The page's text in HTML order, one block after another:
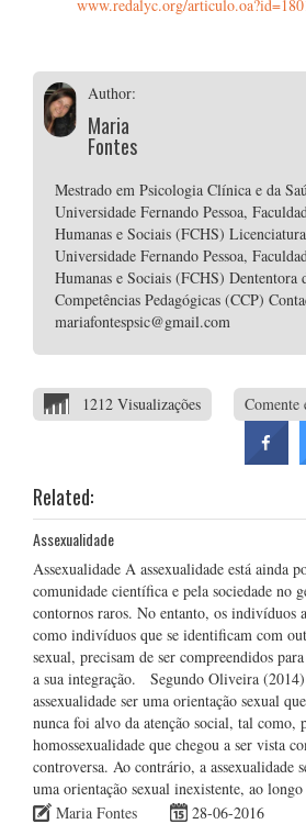
www.redalyc.org/
Author:
Maria
Fontes
Mestrado em Psicologia Clínica e da
Universidade Fernando Pessoa,
Humanas e Sociais (FCHS)
Universidade Fernando Pessoa,
Humanas e Sociais (FCHS) Dententora
Competências Pedagógicas (CCP)
mariafontespsic@gmail.com
1212 Visualizações Comente
Related:
Assexualidade
Assexualidade A assexualidade está ainda
comunidade científica e pela sociedade no
contornos raros. No entanto, os indivíduos
como indivíduos que se identificam com
sexual, precisam de ser compreendidos
a sua integração. Segundo Oliveira (2014)
assexualidade ser uma orientação sexual
nunca foi alvo da atenção social, tal como,
homossexualidade que chegou a ser vista
controversa. Ao contrário, a assexualidade
uma orientação sexual inexistente, ao
Maria Fontes
28-06-2016